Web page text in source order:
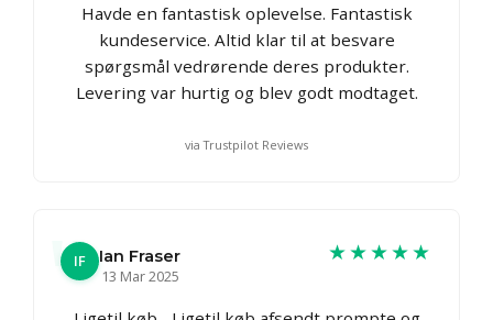
Havde en fantastisk oplevelse. Fantastisk
kundeservice. Altid klar til at besvare
spørgsmål vedrørende deres produkter.
Levering var hurtig og blev godt modtaget.
via Trustpilot Reviews
IF
Ian Fraser
13 Mar 2025
★★★★★